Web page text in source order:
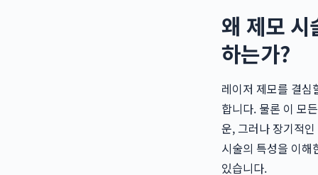
왜 제모
하는가?
레이저 제모를 결심
합니다. 물론 이 모
운, 그러나 장기적
시술의 특성을 이해
있습니다.